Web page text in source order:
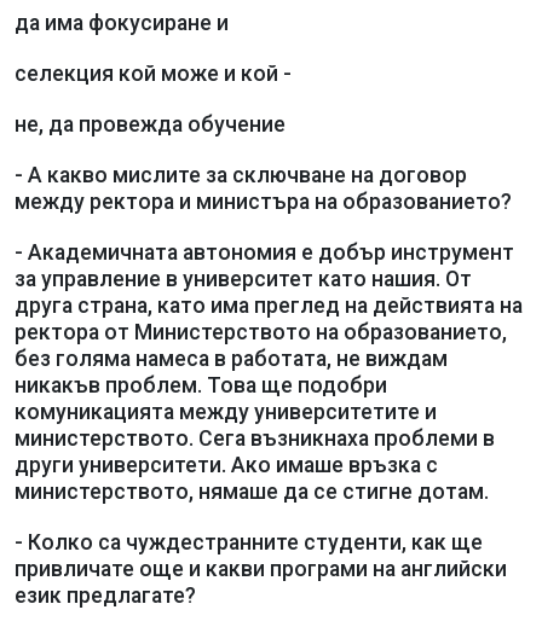
да има фокусиране и
селекция кой може и кой -
не, да провежда обучение
- А какво мислите за сключване на договор
между ректора и министъра на образованието?
- Академичната автономия е добър инструмент
за управление в университет като нашия. От
друга страна, като има преглед на действията на
ректора от Министерството на образованието,
без голяма намеса в работата, не виждам
никакъв проблем. Това ще подобри
комуникацията между университетите и
министерството. Сега възникнаха проблеми в
други университети. Ако имаше връзка с
министерството, нямаше да се стигне дотам.
- Колко са чуждестранните студенти, как ще
привличате още и какви програми на английски
език предлагате?